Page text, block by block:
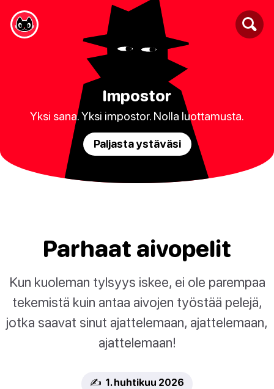
Impostor
Yksi sana. Yksi impostor. Nolla luottamusta.
Paljasta ystäväsi
Parhaat aivopelit
Kun kuoleman tylsyys iskee, ei ole parempaa
tekemistä kuin antaa aivojen työstää pelejä,
jotka saavat sinut ajattelemaan, ajattelemaan,
ajattelemaan!
✍️ 1. huhtikuu 2026